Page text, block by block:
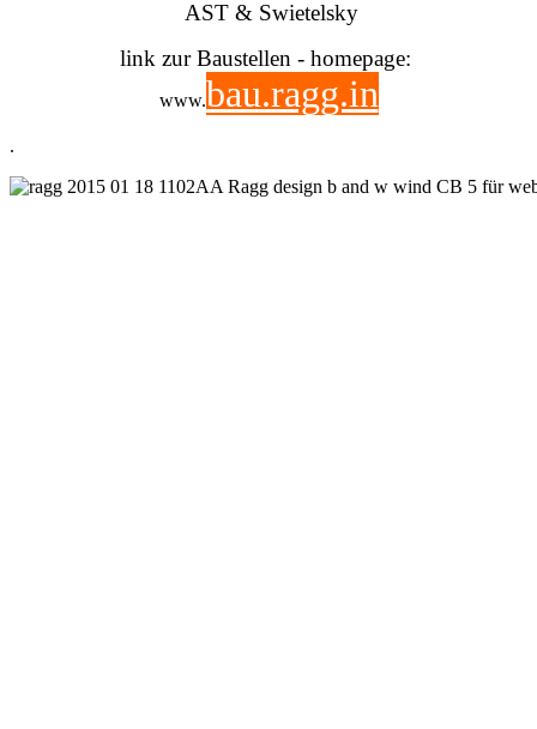
AST & Swietelsky
link zur Baustellen - homepage:
www.bau.ragg.in
.